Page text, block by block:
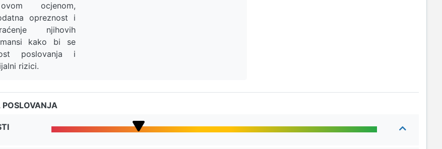
ocjenom,
opreznost i
njihovih
kako bi se
poslovanja i
rizici.